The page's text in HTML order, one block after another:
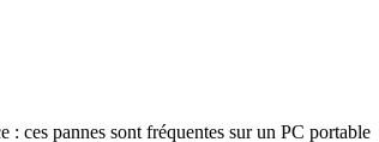
ces pannes sont fréquentes sur un PC portable